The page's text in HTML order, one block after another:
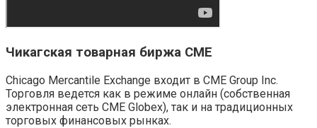
Чикагская товарная биржа CME
Chicago Mercantile Exchange входит в CME Group Inc.
Торговля ведется как в режиме онлайн (собственная
электронная сеть CME Globex), так и на традиционных
торговых финансовых рынках.